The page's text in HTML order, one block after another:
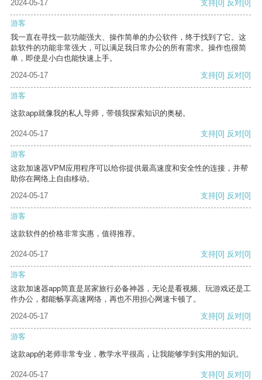
2024-05-17 支持 [0] 反对 [0]
游客
我一直在寻找一款功能强大、操作简单的办公软件，终于找到了它。这
款软件的功能非常强大，可以满足我日常办公的所有需求。操作也很简
单，即使是小白也能快速上手。
2024-05-17
支持[0] 反对[0]
游客
这款app就像我的私人导师，带领我探索知识的奥秘。
2024-05-17 支持[0] 反对[0]
游客
这款加速器VPM应用程序可以给你提供最高速度和安全性的连接，并帮
助你在网络上自由移动。
2024-05-17
支持[0] 反对[0]
游客
这款软件的价格非常实惠，值得推荐。
2024-05-17 支持[0] 反对[0]
游客
这款加速器app简直是居家旅行必备神器，无论是看视频、玩游戏还是工
作办公，都能畅享高速网络，再也不用担心网速卡顿了。
2024-05-17
支持[0] 反对[0]
游客
这款app的老师非常专业，教学水平很高，让我能够学到实用的知识。
2024-05-17 支持[0] 反对[0]